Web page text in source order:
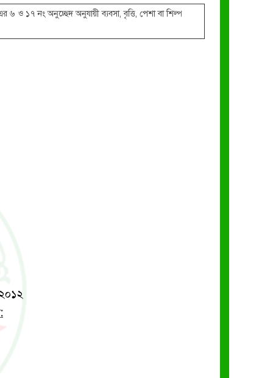
১৭ নং অনুচ্ছেদ অনুযায়ী ব্যবসা, বৃত্তি, পেশা বা শিল্প